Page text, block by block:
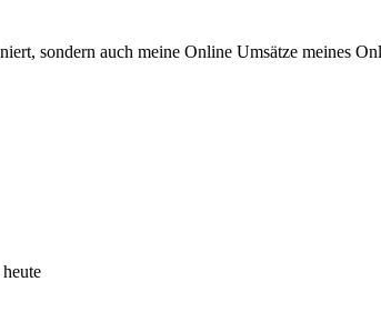
sondern auch meine Online Umsätze meines
heute